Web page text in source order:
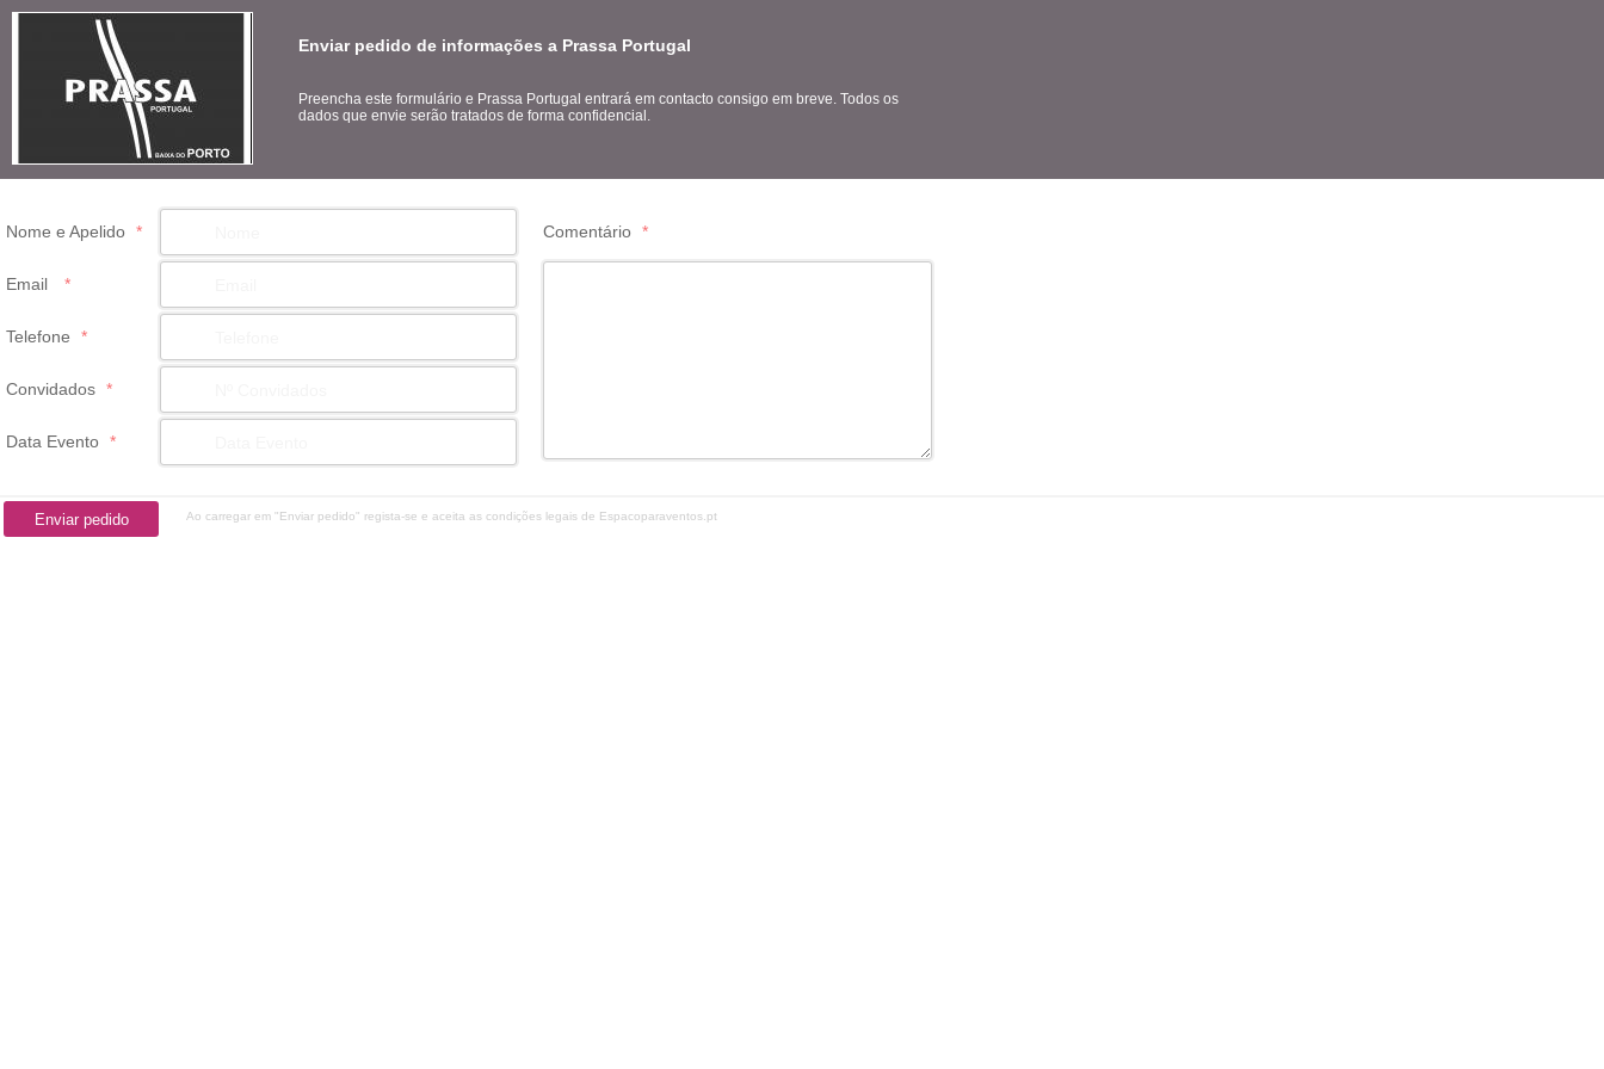
Enviar pedido de informações a Prassa Portugal
Preencha este formulário e Prassa Portugal entrará em contacto consigo em breve. Todos os
dados que envie serão tratados de forma confidencial.
Nome e Apelido * Comentário *
Email *
Telefone *
Convidados *
Data Evento *
Ao carregar em "Enviar pedido" regista-se e aceita as condições legais de Espacoparaventos.pt